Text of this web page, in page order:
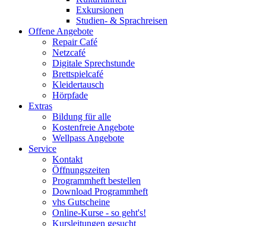
Exkursionen
Studien- & Sprachreisen
Offene Angebote
Repair Café
Netzcafé
Digitale Sprechstunde
Brettspielcafé
Kleidertausch
Hörpfade
Extras
Bildung für alle
Kostenfreie Angebote
Wellpass Angebote
Service
Kontakt
Öffnungszeiten
Programmheft bestellen
Download Programmheft
vhs Gutscheine
Online-Kurse - so geht's!
Kursleitungen gesucht